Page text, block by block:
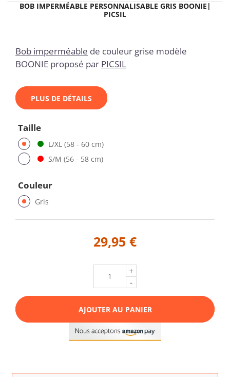
BOB IMPERMÉABLE PERSONNALISABLE GRIS BOONIE|
PICSIL
Bob imperméable de couleur grise modèle
BOONIE proposé par PICSIL
PLUS DE DÉTAILS
Taille
L/XL (58 - 60 cm)
S/M (56 - 58 cm)
Couleur
Gris
29,95 €
+
-
AJOUTER AU PANIER